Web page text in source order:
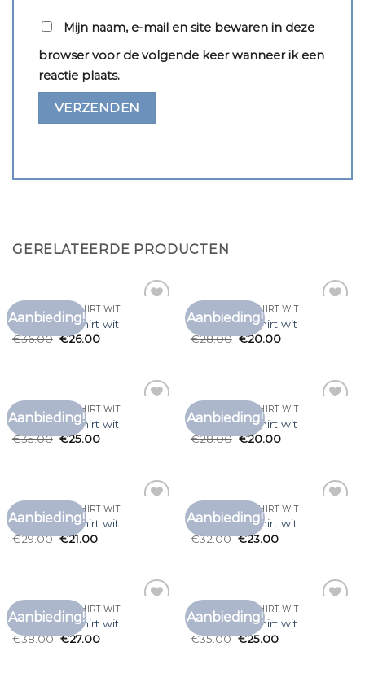
Mijn naam, e-mail en site bewaren in deze
browser voor de volgende keer wanneer ik een
reactie plaats.
GERELATEERDE PRODUCTEN
Aanbieding!
OVERSIZED T SHIRT WIT
oversized t shirt wit
€36.00 €26.00
Aanbieding!
OVERSIZED T SHIRT WIT
oversized t shirt wit
€28.00 €20.00
Aanbieding!
OVERSIZED T SHIRT WIT
oversized t shirt wit
€35.00 €25.00
Aanbieding!
OVERSIZED T SHIRT WIT
oversized t shirt wit
€28.00 €20.00
Aanbieding!
OVERSIZED T SHIRT WIT
oversized t shirt wit
€29.00 €21.00
Aanbieding!
OVERSIZED T SHIRT WIT
oversized t shirt wit
€32.00 €23.00
Aanbieding!
OVERSIZED T SHIRT WIT
oversized t shirt wit
€38.00 €27.00
Aanbieding!
OVERSIZED T SHIRT WIT
oversized t shirt wit
€35.00 €25.00